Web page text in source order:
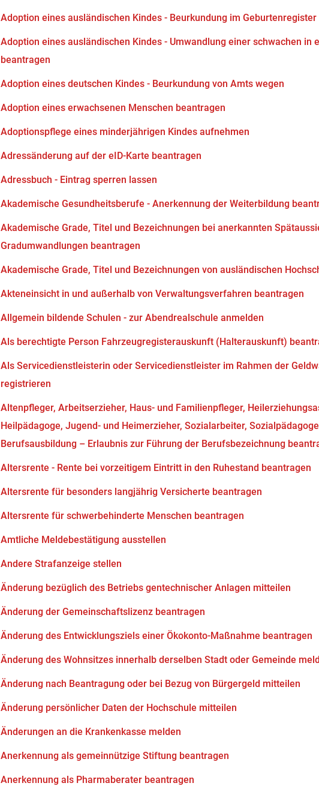
Adoption eines ausländischen Kindes - Beurkundung im
Adoption eines ausländischen Kindes - Umwandlung einer schwachen in
beantragen
Adoption eines deutschen Kindes - Beurkundung von Amts wegen
Adoption eines erwachsenen Menschen beantragen
Adoptionspflege eines minderjährigen Kindes aufnehmen
Adressänderung auf der eID-Karte beantragen
Adressbuch - Eintrag sperren lassen
Akademische Gesundheitsberufe - Anerkennung der Weiterbildung
Akademische Grade, Titel und Bezeichnungen bei anerkannten
Gradumwandlungen beantragen
Akademische Grade, Titel und Bezeichnungen von ausländischen
Akteneinsicht in und außerhalb von Verwaltungsverfahren beantragen
Allgemein bildende Schulen - zur Abendrealschule anmelden
Als berechtigte Person Fahrzeugregisterauskunft (Halterauskunft)
Als Servicedienstleisterin oder Servicedienstleister im Rahmen der
registrieren
Altenpfleger, Arbeitserzieher, Haus- und Familienpfleger,
Heilpädagoge, Jugend- und Heimerzieher, Sozialarbeiter,
Berufsausbildung – Erlaubnis zur Führung der Berufsbezeichnung
Altersrente - Rente bei vorzeitigem Eintritt in den Ruhestand beantragen
Altersrente für besonders langjährig Versicherte beantragen
Altersrente für schwerbehinderte Menschen beantragen
Amtliche Meldebestätigung ausstellen
Andere Strafanzeige stellen
Änderung bezüglich des Betriebs gentechnischer Anlagen mitteilen
Änderung der Gemeinschaftslizenz beantragen
Änderung des Entwicklungsziels einer Ökokonto-Maßnahme beantragen
Änderung des Wohnsitzes innerhalb derselben Stadt oder Gemeinde
Änderung nach Beantragung oder bei Bezug von Bürgergeld mitteilen
Änderung persönlicher Daten der Hochschule mitteilen
Änderungen an die Krankenkasse melden
Anerkennung als gemeinnützige Stiftung beantragen
Anerkennung als Pharmaberater beantragen